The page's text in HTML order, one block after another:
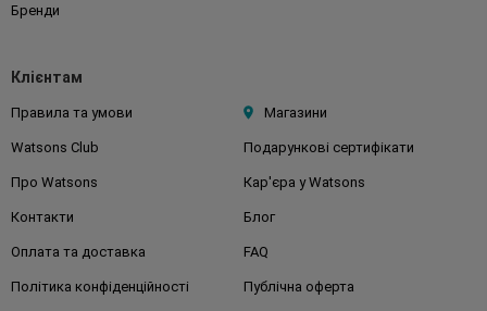
Бренди
Клієнтам
Правила та умови Магазини
Watsons Club Подарункові сертифікати
Про Watsons Кар'єра у Watsons
Контакти Блог
Оплата та доставка FAQ
Політика конфіденційності Публічна оферта